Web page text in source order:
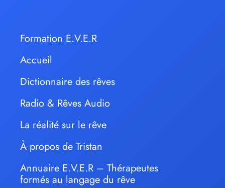
Formation E.V.E.R
Accueil
Dictionnaire des rêves
Radio & Rêves Audio
La réalité sur le rêve
À propos de Tristan
Annuaire E.V.E.R – Thérapeutes
formés au langage du rêve